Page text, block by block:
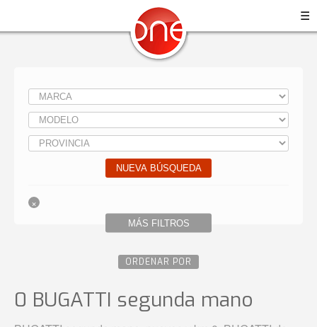
☰
NUEVA BÚSQUEDA
MÁS FILTROS
ORDENAR POR
0 BUGATTI segunda mano